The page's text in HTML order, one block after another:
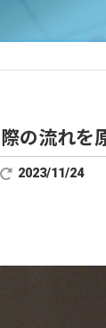
の流れを
2023/11/24